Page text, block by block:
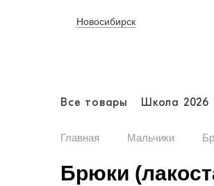
Новосибирск
Все товары Школа 2026
Главная Мальчики
Брюки